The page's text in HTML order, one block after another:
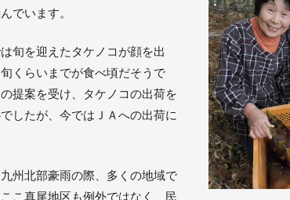
でいます。
旬を迎えたタケノコが顔を出
くらいまでが食べ頃だそうで
提案を受け、タケノコの出荷を
したが、今ではＪＡへの出荷に
州北部豪雨の際、多くの地域で
こ真尾地区も例外ではなく、民